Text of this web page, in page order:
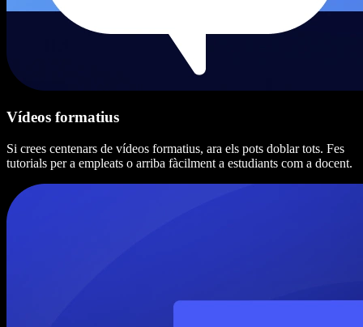
Vídeos formatius
Si crees centenars de vídeos formatius, ara els pots doblar tots. Fes
tutorials per a empleats o arriba fàcilment a estudiants com a docent.